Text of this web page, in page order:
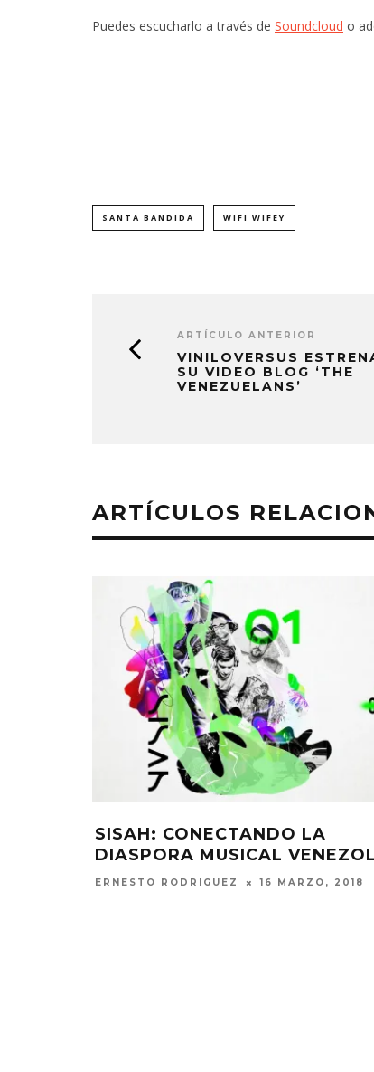
Puedes escucharlo a través de Soundcloud o
SANTA BANDIDA WIFI WIFEY
ARTÍCULO ANTERIOR
VINILOVERSUS
SU VIDEO BLOG ‘THE
VENEZUELANS’
ARTÍCULOS
SISAH: CONECTANDO LA
DIASPORA MUSICAL
ERNESTO RODRIGUEZ 16 MARZO, 2018